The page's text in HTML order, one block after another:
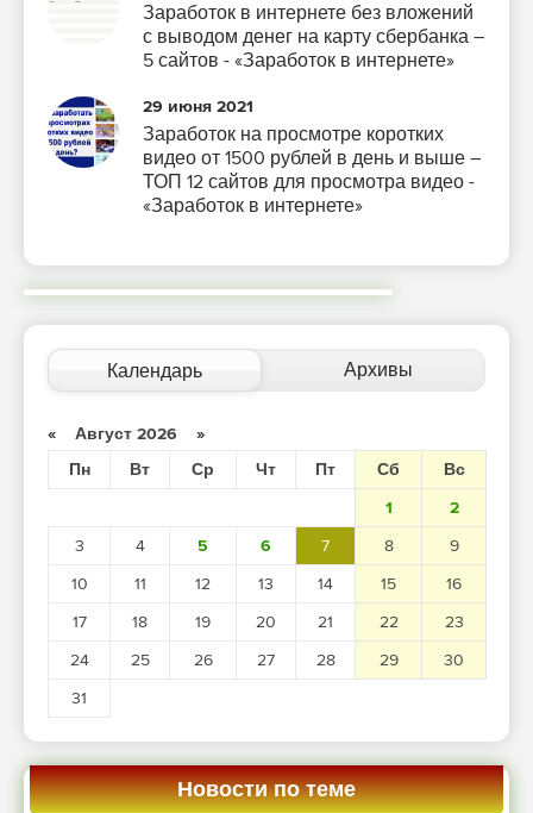
Заработок в интернете без вложений
с выводом денег на карту сбербанка –
5 сайтов - «Заработок в интернете»
29 июня 2021
Заработок на просмотре коротких
видео от 1500 рублей в день и выше –
ТОП 12 сайтов для просмотра видео -
«Заработок в интернете»
Календарь Архивы
« Август 2026 »
Пн
Вт Ср Чт Пт Сб
Вс
1
2
3
4 5 6 7 8
9
10
11 12 13 14 15
16
17
18 19 20 21 22
23
24
25 26 27 28 29
30
31
Новости по теме